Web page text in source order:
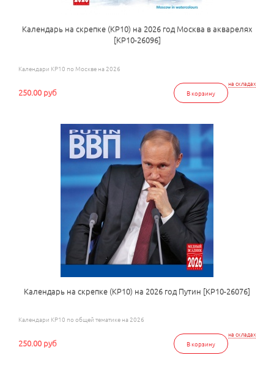
Календарь на скрепке (КР10) на 2026 год Москва в акварелях
[КР10-26096]
Календари КР10 по Москве на 2026
на складах
В корзину
250.00 руб
Календарь на скрепке (КР10) на 2026 год Путин [КР10-26076]
Календари КР10 по общей тематике на 2026
на складах
В корзину
250.00 руб